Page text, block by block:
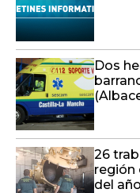
Dos
26
región
del año